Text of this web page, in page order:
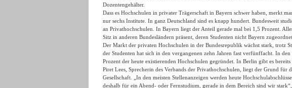
Dozentengehälter.
Dass es Hochschulen in privater Trägerschaft in Bayern schwer haben, merkt
nur sechs Institute. In ganz Deutschland sind es knapp hundert. Bundesweit
an Privathochschulen. In Bayern liegt der Anteil gerade mal bei 1,5 Prozent.
Sitz in anderen Bundesländern präsent, deren Studenten nicht Bayern
Der Markt der privaten Hochschulen in der Bundesrepublik wächst stark, trotz
der Studenten hat sich in den vergangenen zehn Jahren fast verfünffacht. In
Prozent der heute existierenden Hochschulen gegründet. In Berlin gibt es
Piret Lees, Sprecherin des Verbands der Privathochschulen, liegt der Grund für
Gesellschaft. „In den meisten Stellenanzeigen werden heute
deshalb für ein Abend- oder Fernstudium, gerade in dem Bereich sind wir